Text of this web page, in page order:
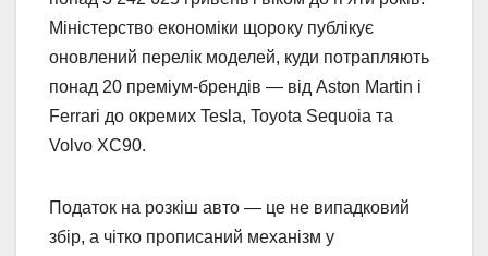
Міністерство економіки щороку публікує
оновлений перелік моделей, куди потрапляють
понад 20 преміум-брендів — від Aston Martin і
Ferrari до окремих Tesla, Toyota Sequoia та
Volvo XC90.
Податок на розкіш авто — це не випадковий
збір, а чітко прописаний механізм у